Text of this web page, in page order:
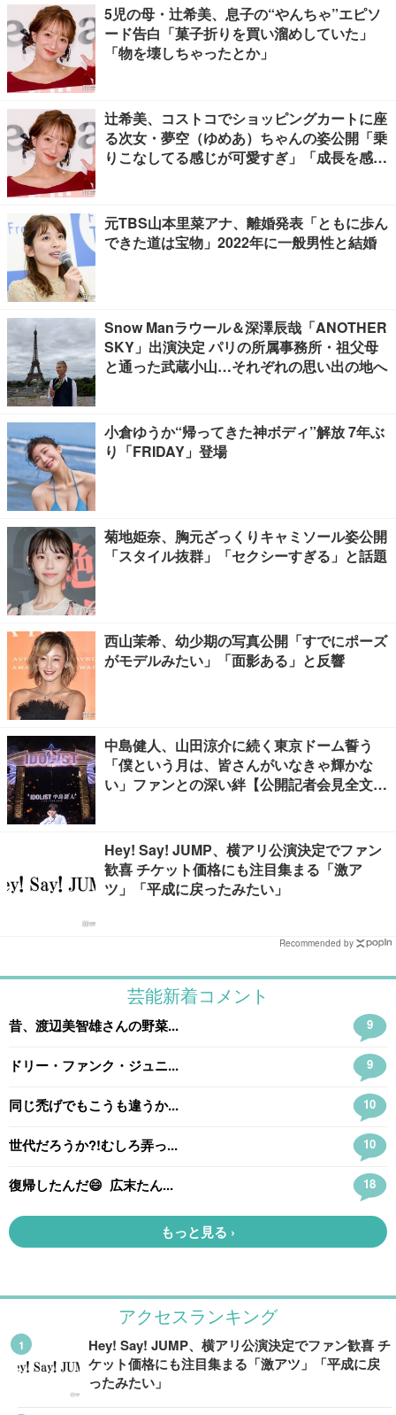
5児の母・辻希美、息子の“やんちゃ”エピソ
ード告白「菓子折りを買い溜めしていた」
「物を壊しちゃったとか」
辻希美、コストコでショッピングカートに座
る次女・夢空（ゆめあ）ちゃんの姿公開「乗
りこなしてる感じが可愛すぎ」「成長を感じ
元TBS山本里菜アナ、離婚発表「ともに歩ん
できた道は宝物」2022年に一般男性と結婚
Snow Manラウール＆深澤辰哉「ANOTHER
SKY」出演決定 パリの所属事務所・祖父母
と通った武蔵小山…それぞれの思い出の地へ
小倉ゆうか“帰ってきた神ボディ”解放 7年ぶ
り「FRIDAY」登場
菊地姫奈、胸元ざっくりキャミソール姿公開
「スタイル抜群」「セクシーすぎる」と話題
西山茉希、幼少期の写真公開「すでにポーズ
がモデルみたい」「面影ある」と反響
中島健人、山田涼介に続く東京ドーム誓う
「僕という月は、皆さんがいなきゃ輝かな
い」ファンとの深い絆【公開記者会見全文
Hey! Say! JUMP、横アリ公演決定でファン
歓喜 チケット価格にも注目集まる「激ア
ツ」「平成に戻ったみたい」
Recommended by
アクセスランキング
Hey! Say! JUMP、横アリ公演決定でファン歓喜 チ
ケット価格にも注目集まる「激アツ」「平成に戻
ったみたい」